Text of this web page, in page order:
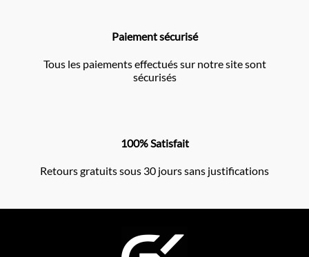
Paiement sécurisé
Tous les paiements effectués sur notre site sont
sécurisés
100% Satisfait
Retours gratuits sous 30 jours sans justifications